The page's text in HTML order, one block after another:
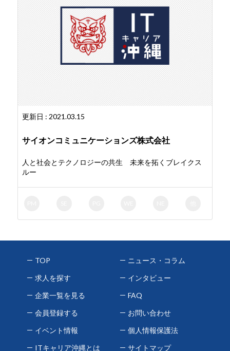
更新日 : 2021.03.15
サイオンコミュニケーションズ株式会社
人と社会とテクノロジーの共生 未来を拓くブレイクス
ルー
TOP
求人を探す
企業一覧を見る
会員登録する
イベント情報
ITキャリア沖縄とは
ニュース・コラム
インタビュー
FAQ
お問い合わせ
個人情報保護法
サイトマップ